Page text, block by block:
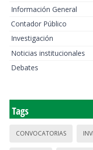
Información General
Contador Público
Investigación
Noticias institucionales
Debates
Tags
CONVOCATORIAS